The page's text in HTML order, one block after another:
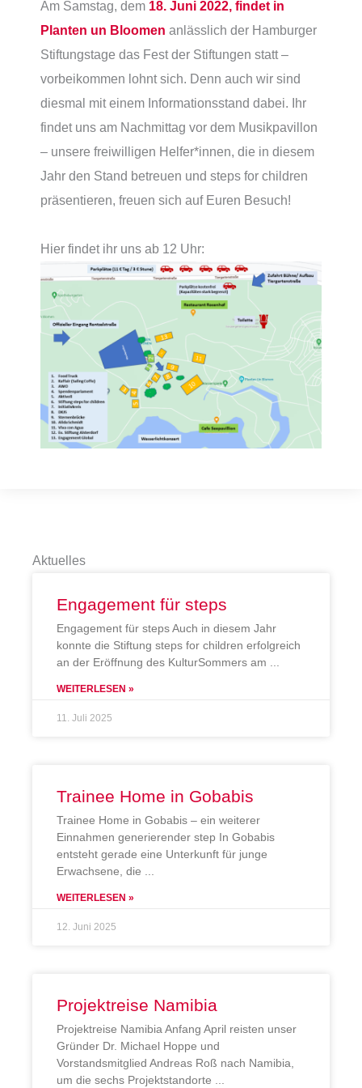
Am Samstag, dem 18. Juni 2022, findet in
Planten un Bloomen anlässlich der Hamburger
Stiftungstage das Fest der Stiftungen statt –
vorbeikommen lohnt sich. Denn auch wir sind
diesmal mit einem Informationsstand dabei. Ihr
findet uns am Nachmittag vor dem Musikpavillon
– unsere freiwilligen Helfer*innen, die in diesem
Jahr den Stand betreuen und steps for children
präsentieren, freuen sich auf Euren Besuch!
Hier findet ihr uns ab 12 Uhr:
Aktuelles
Engagement für steps
Engagement für steps Auch in diesem Jahr
konnte die Stiftung steps for children erfolgreich
an der Eröffnung des KulturSommers am
WEITERLESEN »
11. Juli 2025
Trainee Home in Gobabis
Trainee Home in Gobabis – ein weiterer
Einnahmen generierender step In Gobabis
entsteht gerade eine Unterkunft für junge
Erwachsene, die
WEITERLESEN »
12. Juni 2025
Projektreise Namibia
Projektreise Namibia Anfang April reisten unser
Gründer Dr. Michael Hoppe und
Vorstandsmitglied Andreas Roß nach Namibia,
um die sechs Projektstandorte